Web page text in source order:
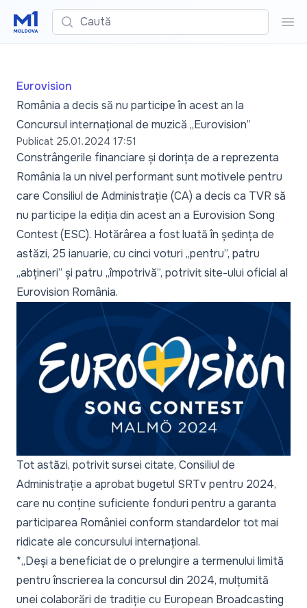
Caută
Eurovision
România a decis să nu participe în acest an la
Concursul internațional de muzică „Eurovision”
Publicat 25.01.2024 17:51
Constrângerile financiare și dorința de a reprezenta
România la un nivel performant sunt motivele pentru
care Consiliul de Administrație (CA) a decis ca TVR să
nu participe la ediția din acest an a Eurovision Song
Contest (ESC). Hotărârea a fost luată în ședința de
astăzi, 25 ianuarie, cu cinci voturi „pentru”, patru
„abțineri” și patru „împotrivă”, potrivitsite-ului oficial al
Eurovision România.
Tot astăzi, potrivit sursei citate, Consiliul de
Administrație a aprobat bugetul SRTv pentru 2024,
care nu conține suficiente fonduri pentru a garanta
participarea României conform standardelor tot mai
ridicate ale concursului internațional.
*„Deși a beneficiat de o prelungire a termenului limită
pentru înscrierea la concursul din 2024, mulțumită
unei colaborări de tradiție cu European Broadcasting